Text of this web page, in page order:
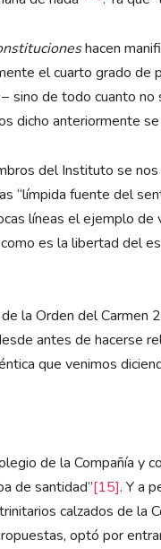
hacen
el cuarto grado de
sino de todo cuanto
dicho anteriormente
del Instituto se
“límpida fuente del
líneas el ejemplo de
es la libertad del
de la Orden del
antes de hacerse
que venimos
de la Compañía y
de santidad”[15]. Y a
calzados de la
optó por